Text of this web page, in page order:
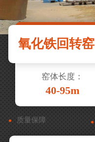
氧化铁回转窑
窑体长度：
40-95m
质量保障